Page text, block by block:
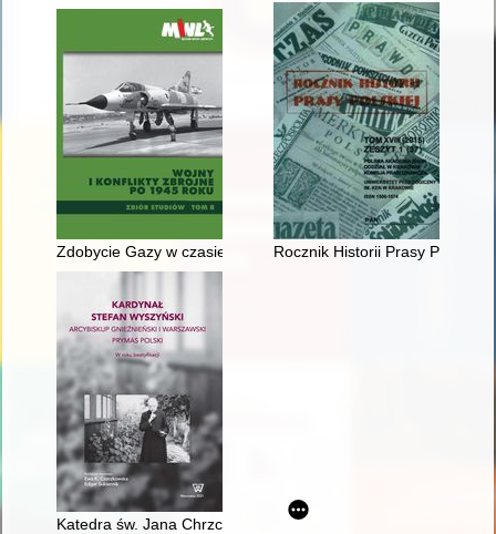
Zdobycie Gazy w czasie operacji "Kadesz"Rocznik Historii Prasy Polskiej.
Katedra św. Jana Chrzciciela w Warszawie jako księga